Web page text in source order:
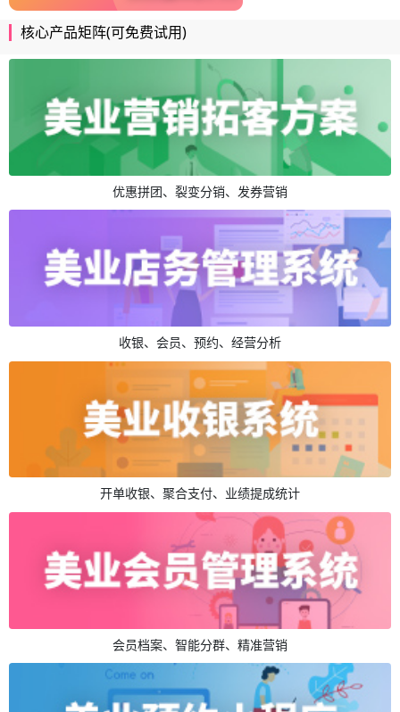
核心产品矩阵(可免费试用)
优惠拼团、裂变分销、发券营销
收银、会员、预约、经营分析
开单收银、聚合支付、业绩提成统计
会员档案、智能分群、精准营销